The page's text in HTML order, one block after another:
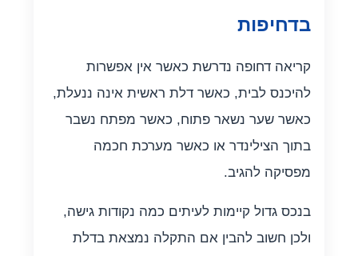
בדחיפות
קריאה דחופה נדרשת כאשר אין אפשרות
להיכנס לבית, כאשר דלת ראשית אינה ננעלת,
כאשר שער נשאר פתוח, כאשר מפתח נשבר
בתוך הצילינדר או כאשר מערכת חכמה
מפסיקה להגיב.
בנכס גדול קיימות לעיתים כמה נקודות גישה,
ולכן חשוב להבין אם התקלה נמצאת בדלת